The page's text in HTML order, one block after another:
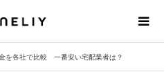
を各社で比較 一番安い宅配業者は？